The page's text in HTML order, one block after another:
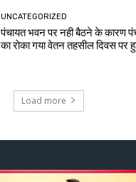
UNCATEGORIZED
पंचायत भवन पर नही बैठने के कारण
का रोका गया वेतन तहसील दिवस पर
Load more